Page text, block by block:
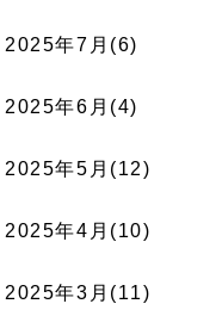
2025年7月(6)
2025年6月(4)
2025年5月(12)
2025年4月(10)
2025年3月(11)